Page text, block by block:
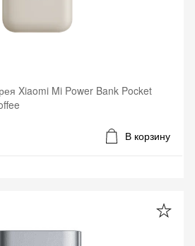
Xiaomi Mi Power Bank Pocket
В корзину